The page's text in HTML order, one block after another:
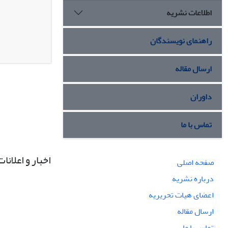
اطلاعات نشریه
راهنمای نویسندگان
ارسال مقاله
داوران
تماس با ما
صفحه اصلی
درباره نشریه
اعضای هیات تحریریه
ارسال مقاله
اخبار و